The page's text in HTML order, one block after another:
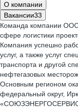
О компании
Вакансии33
Команда компании
сфере логистики
Компания успешно
услуг, а также услуг
транспорта и другой
нефтегазовых
Основным регионом
федеральный округ,
«СОЮЗЭНЕРГОСЕРВИС»